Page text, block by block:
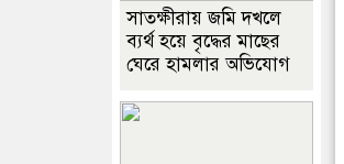
সাতক্ষীরায় জমি দখলে
ব্যর্থ হয়ে বৃদ্ধের মাছের
ঘেরে হামলার অভিযোগ